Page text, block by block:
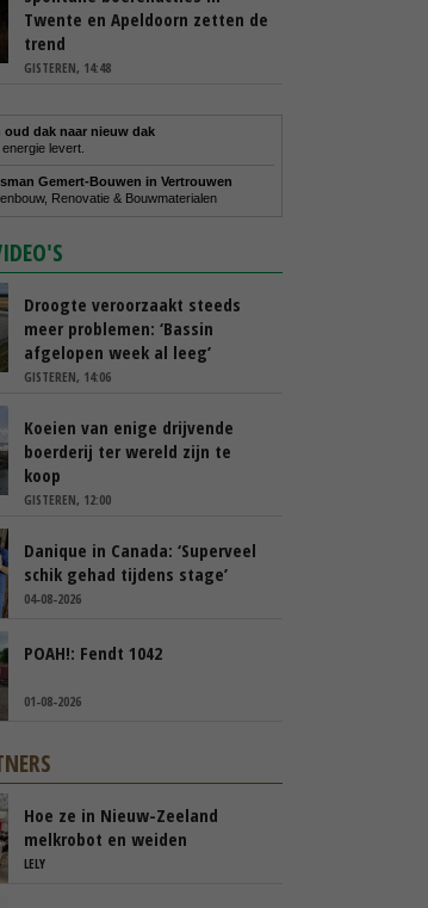
Twente en Apeldoorn zetten de
trend
GISTEREN, 14:48
oud dak naar nieuw dak
energie levert.
Gemert-Bouwen in Vertrouwen
Renovatie & Bouwmaterialen
Droogte veroorzaakt steeds
meer problemen: ‘Bassin
afgelopen week al leeg’
GISTEREN, 14:06
Koeien van enige drijvende
boerderij ter wereld zijn te
koop
GISTEREN, 12:00
Danique in Canada: ‘Superveel
schik gehad tijdens stage’
04-08-2026
POAH!: Fendt 1042
01-08-2026
Hoe ze in Nieuw-Zeeland
melkrobot en weiden
samenbrengen
LELY